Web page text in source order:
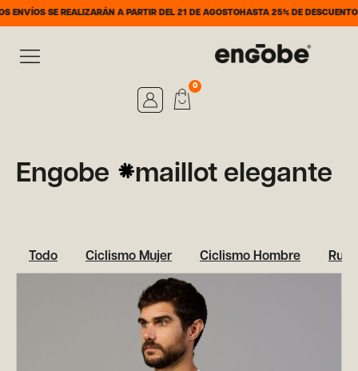
SE REALIZARÁN A PARTIR DEL 21 DE AGOSTOHASTA 25% DE DESCUENTO
0
Engobe maillot elegante
Todo Ciclismo Mujer Ciclismo Hombre